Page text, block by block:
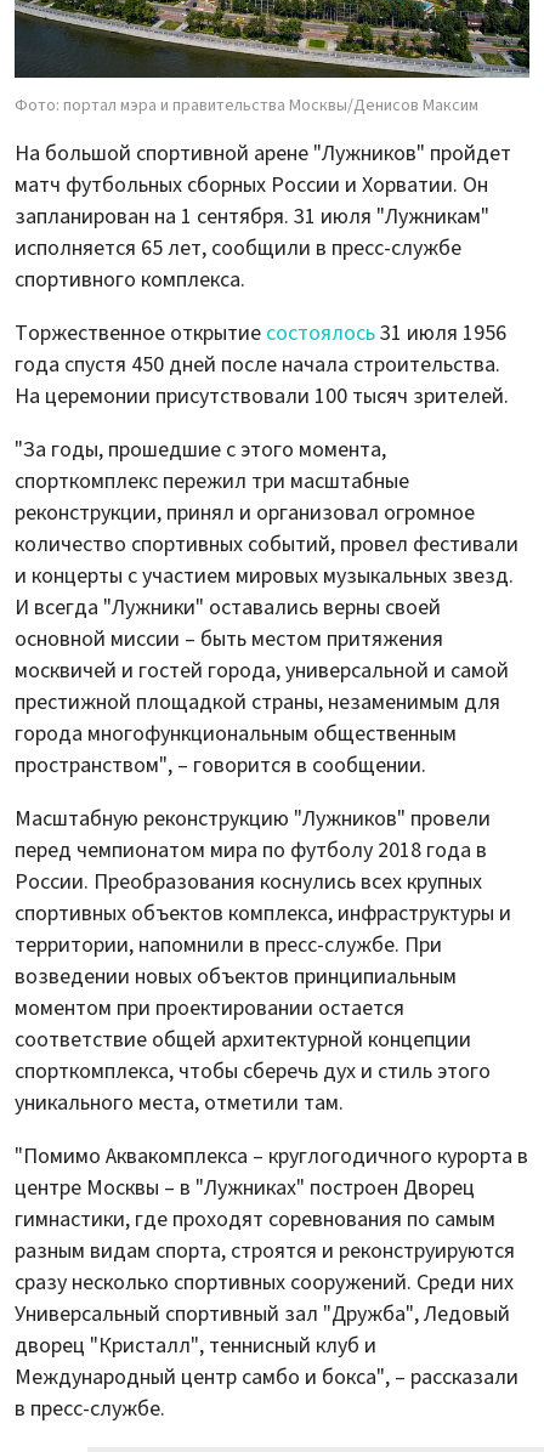
Фото: портал мэра и правительства Москвы/Денисов Максим
На большой спортивной арене "Лужников" пройдет
матч футбольных сборных России и Хорватии. Он
запланирован на 1 сентября. 31 июля "Лужникам"
исполняется 65 лет, сообщили в пресс-службе
спортивного комплекса.
Торжественное открытие состоялось31 июля 1956
года спустя 450 дней после начала строительства.
На церемонии присутствовали 100 тысяч зрителей.
"За годы, прошедшие с этого момента,
спорткомплекс пережил три масштабные
реконструкции, принял и организовал огромное
количество спортивных событий, провел фестивали
и концерты с участием мировых музыкальных звезд.
И всегда "Лужники" оставались верны своей
основной миссии – быть местом притяжения
москвичей и гостей города, универсальной и самой
престижной площадкой страны, незаменимым для
города многофункциональным общественным
пространством", – говорится в сообщении.
Масштабную реконструкцию "Лужников" провели
перед чемпионатом мира по футболу 2018 года в
России. Преобразования коснулись всех крупных
спортивных объектов комплекса, инфраструктуры и
территории, напомнили в пресс-службе. При
возведении новых объектов принципиальным
моментом при проектировании остается
соответствие общей архитектурной концепции
спорткомплекса, чтобы сберечь дух и стиль этого
уникального места, отметили там.
"Помимо Аквакомплекса – круглогодичного курорта в
центре Москвы – в "Лужниках" построен Дворец
гимнастики, где проходят соревнования по самым
разным видам спорта, строятся и реконструируются
сразу несколько спортивных сооружений. Среди них
Универсальный спортивный зал "Дружба", Ледовый
дворец "Кристалл", теннисный клуб и
Международный центр самбо и бокса", – рассказали
в пресс-службе.